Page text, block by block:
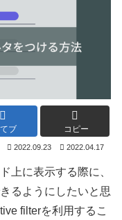
ブ コピー
2022.09.23 2022.04.17
上に表示する際に、
るようにしたいと思
filterを利用するこ